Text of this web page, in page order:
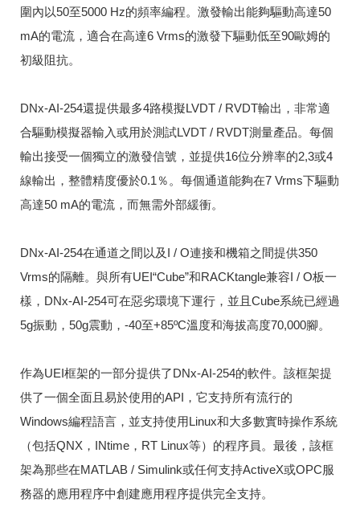
圍內以50至5000 Hz的頻率編程。 激發輸出能夠驅動高達50
mA的電流，適合在高達6 Vrms的激發下驅動低至90歐姆的
初級阻抗。
DNx-AI-254還提供最多4路模擬LVDT / RVDT輸出，非常適
合驅動模擬器輸入或用於測試LVDT / RVDT測量產品。 每個
輸出接受一個獨立的激發信號，並提供16位分辨率的2,3或4
線輸出，整體精度優於0.1％。 每個通道能夠在7 Vrms下驅動
高達50 mA的電流，而無需外部緩衝。
DNx-AI-254在通道之間以及I / O連接和機箱之間提供350
Vrms的隔離。 與所有UEI“Cube”和RACKtangle兼容I / O板一
樣，DNx-AI-254可在惡劣環境下運行，並且Cube系統已經過
5g振動，50g震動，-40至+85ºC溫度和海拔高度70,000腳。
作為UEI框架的一部分提供了DNx-AI-254的軟件。 該框架提
供了一個全面且易於使用的API，它支持所有流行的
Windows編程語言，並支持使用Linux和大多數實時操作系統
（包括QNX，INtime，RT Linux等）的程序員。 最後，該框
架為那些在MATLAB / Simulink或任何支持ActiveX或OPC服
務器的應用程序中創建應用程序提供完全支持。